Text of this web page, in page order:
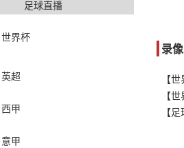
足球直播
世界杯
英超
西甲
意甲
录像